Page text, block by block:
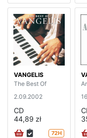
VANGELIS
The Best Of
2.09.2002
CD
44,89 zł
72H